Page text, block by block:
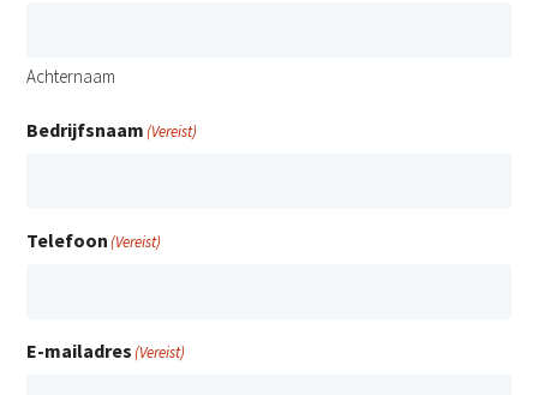
Achternaam
Bedrijfsnaam (Vereist)
Telefoon (Vereist)
E-mailadres (Vereist)